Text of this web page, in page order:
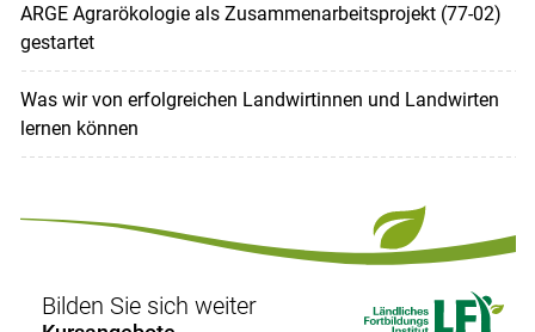
ARGE Agrarökologie als Zusammenarbeitsprojekt (77-02)
gestartet
Was wir von erfolgreichen Landwirtinnen und Landwirten
lernen können
Bilden Sie sich weiter